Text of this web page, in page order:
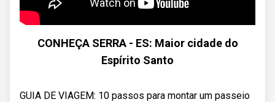
CONHEÇA SERRA - ES: Maior cidade do
Espírito Santo
GUIA DE VIAGEM: 10 passos para montar um passeio